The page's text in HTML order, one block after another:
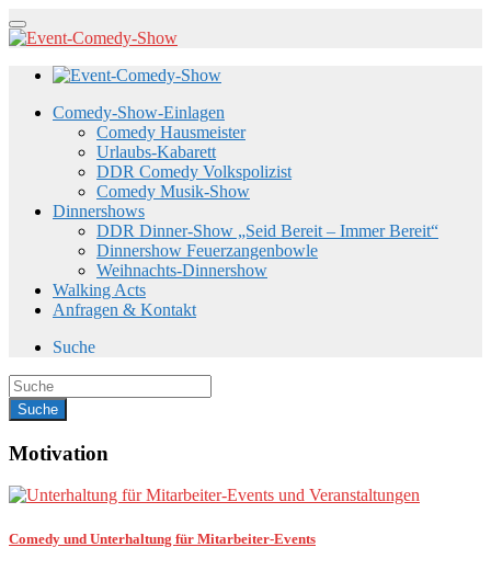
Comedy-Show-Einlagen
Comedy Hausmeister
Urlaubs-Kabarett
DDR Comedy Volkspolizist
Comedy Musik-Show
Dinnershows
DDR Dinner-Show „Seid Bereit – Immer Bereit“
Dinnershow Feuerzangenbowle
Weihnachts-Dinnershow
Walking Acts
Anfragen & Kontakt
Suche
Motivation
Comedy und Unterhaltung für Mitarbeiter-Events